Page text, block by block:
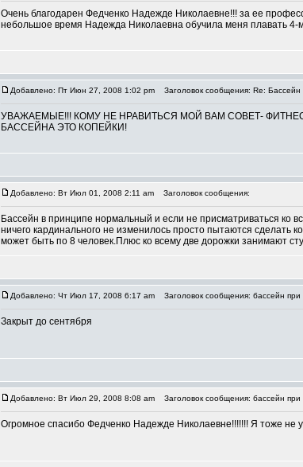
Очень благодарен Федченко Надежде Николаевне!!! за ее
небольшое время Надежда Николаевна обучила меня
Добавлено: Пт Июн 27, 2008 1:02 pm Заголовок сообщения: Re:
УВАЖАЕМЫЕ!!! КОМУ НЕ НРАВИТЬСЯ МОЙ ВАМ СОВЕТ-
БАССЕЙНА ЭТО КОПЕЙКИ!
Добавлено: Вт Июл 01, 2008 2:11 am Заголовок сообщения:
Бассейн в принципе нормальный и если не присматриваться ко
ничего кардинального не изменилось просто пытаются сделать
может быть по 8 человек.Плюс ко всему две дорожки занимают
Добавлено: Чт Июл 17, 2008 6:17 am Заголовок сообщения: бассейн
Закрыт до сентября
Добавлено: Вт Июл 29, 2008 8:08 am Заголовок сообщения: бассейн
Огромное спасибо Федченко Надежде Николаевне!!!!!!! Я тоже не